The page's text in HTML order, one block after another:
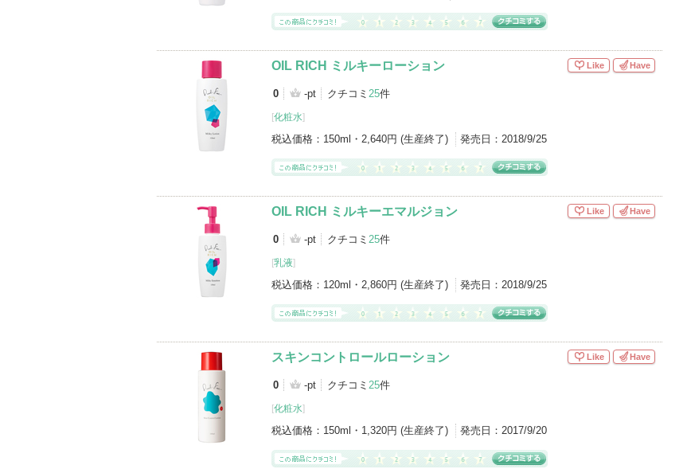
OIL RICH ミルキーローション
0 -pt クチコミ 25件
[化粧水]
税込価格： 150ml・2,640円 (生産終了) 発売日： 2018/9/25
Like Have
OIL RICH ミルキーエマルジョン
0 -pt クチコミ 25件
[乳液]
税込価格： 120ml・2,860円 (生産終了) 発売日： 2018/9/25
Like Have
スキンコントロールローション
0 -pt クチコミ 25件
[化粧水]
税込価格： 150ml・1,320円 (生産終了) 発売日： 2017/9/20
Like Have